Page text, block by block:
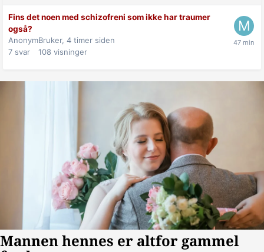
Fins det noen med schizofreni som ikke har traumer
også?
AnonymBruker, 4 timer siden
7 svar 108 visninger